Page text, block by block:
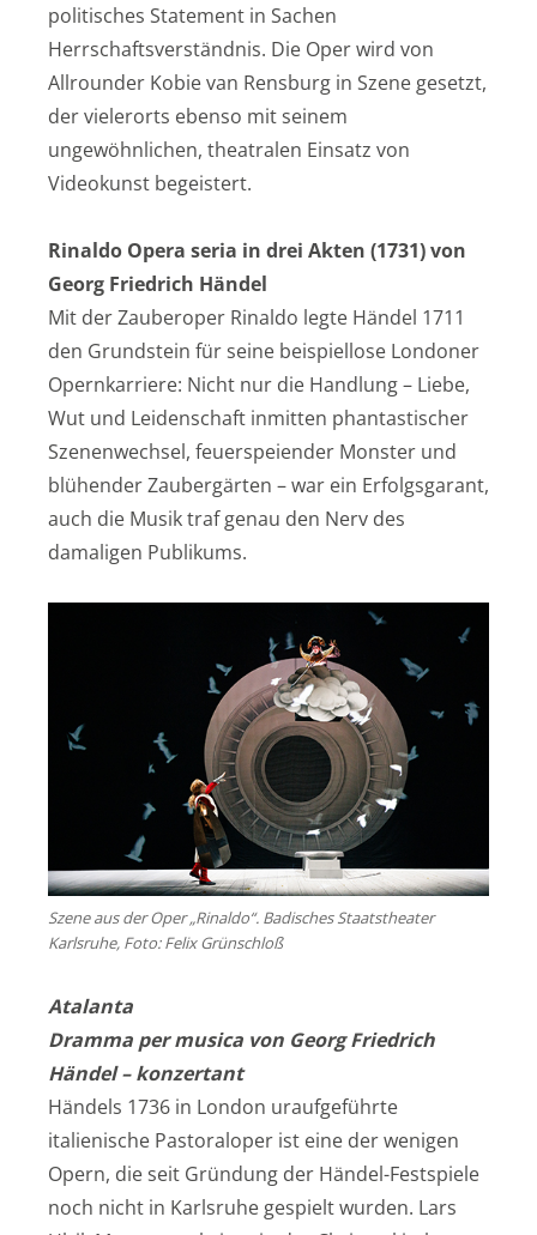
politisches Statement in Sachen
Herrschaftsverständnis. Die Oper wird von
Allrounder Kobie van Rensburg in Szene gesetzt,
der vielerorts ebenso mit seinem
ungewöhnlichen, theatralen Einsatz von
Videokunst begeistert.
Rinaldo Opera seria in drei Akten (1731) von
Georg Friedrich Händel
Mit der Zauberoper Rinaldo legte Händel 1711
den Grundstein für seine beispiellose Londoner
Opernkarriere: Nicht nur die Handlung – Liebe,
Wut und Leidenschaft inmitten phantastischer
Szenenwechsel, feuerspeiender Monster und
blühender Zaubergärten – war ein Erfolgsgarant,
auch die Musik traf genau den Nerv des
damaligen Publikums.
Szene aus der Oper „Rinaldo“. Badisches Staatstheater
Karlsruhe, Foto: Felix Grünschloß
Atalanta
Dramma per musica von Georg Friedrich
Händel – konzertant
Händels 1736 in London uraufgeführte
italienische Pastoraloper ist eine der wenigen
Opern, die seit Gründung der Händel-Festspiele
noch nicht in Karlsruhe gespielt wurden. Lars